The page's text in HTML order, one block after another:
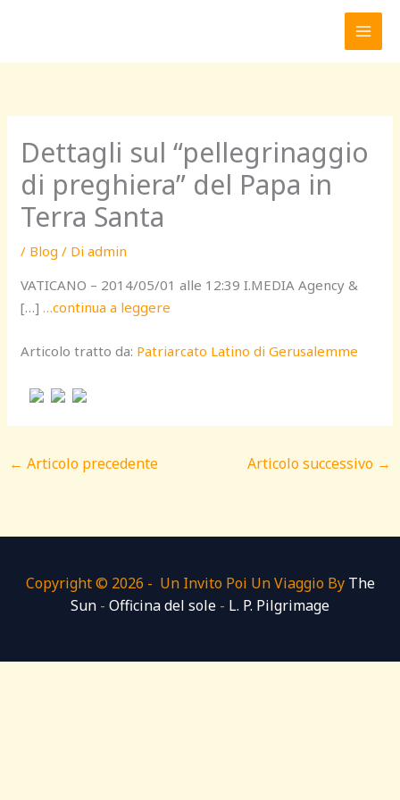
Dettagli sul “pellegrinaggio
di preghiera” del Papa in
Terra Santa
/ Blog / Diadmin
VATICANO – 2014/05/01 alle 12:39 I.MEDIA Agency &
[…]…continua a leggere
Articolo tratto da: Patriarcato Latino di Gerusalemme
← Articolo precedente Articolo successivo →
Copyright © 2026 - Un Invito Poi Un Viaggio By The
Sun - Officina del sole - L. P. Pilgrimage